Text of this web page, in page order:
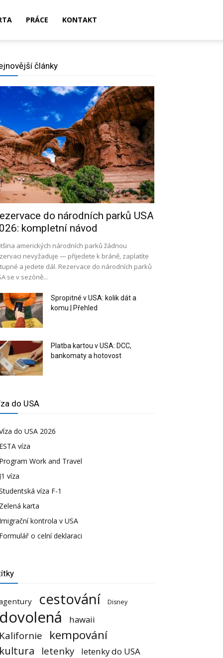
PRÁCE KONTAKT
články
do národních parků USA
kompletní návod
amerických národních parků žádnou
nevyžaduje — přijedete k bráně, zaplatíte
a jedete dál. Rezervace do národních parků
se v sezóně...
Spropitné v USA: kolik dát a
komu | Přehled
Platba kartou v USA: DCC,
bankomaty a hotovost
do USA
do USA 2026
víza
Work and Travel
víza
víza F-1
karta
kontrola v USA
o celní deklaraci
cestování Disney
hawaii
kempování
letenky letenky do USA